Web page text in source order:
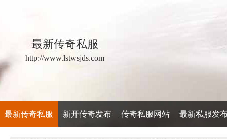
最新传奇私服
http://www.lstwsjds.com
最新传奇私服 新开传奇发布 传奇私服网站 最新私服发